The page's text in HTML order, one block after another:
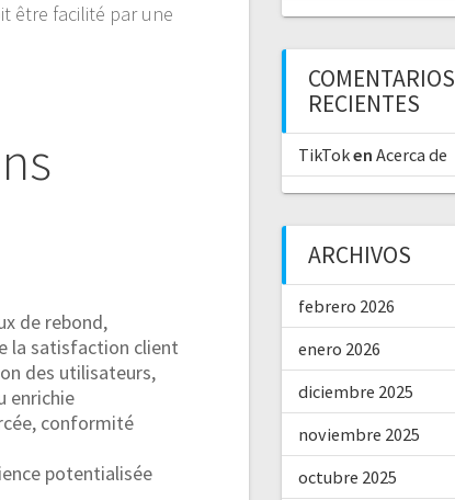
être facilité par une
de rebond,
la satisfaction client
des utilisateurs,
enrichie
conformité
potentialisée
COMENTARIOS
RECIENTES
TikToken Acerca de
ARCHIVOS
febrero 2026
enero 2026
diciembre 2025
noviembre 2025
octubre 2025